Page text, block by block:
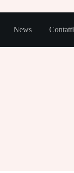
News Contatti